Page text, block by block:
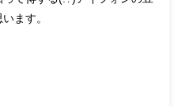
ます。